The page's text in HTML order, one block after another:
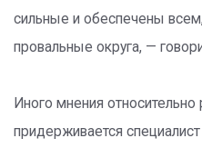
сильные и обеспечены
провальные округа, —
Иного мнения
придерживается